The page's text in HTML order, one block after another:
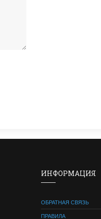
ИНФОРМАЦИЯ
ОБРАТНАЯ СВЯЗЬ
ПРАВИЛА